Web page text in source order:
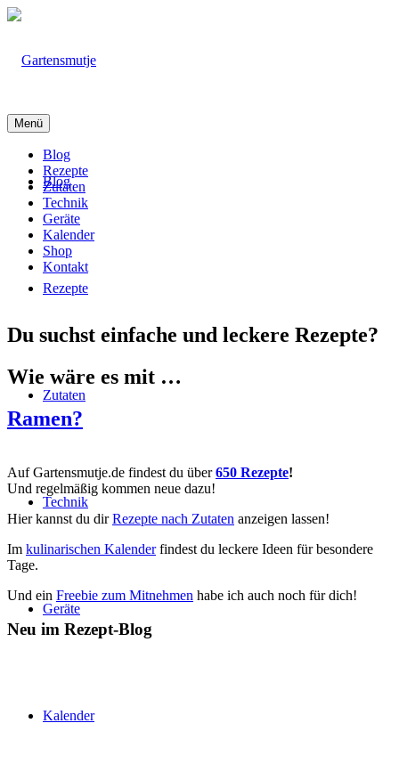
Blog
Rezepte
Zutaten
Technik
Geräte
Kalender
Menü
Blog
Rezepte
Zutaten
Technik
Geräte
Kalender
Shop
Kontakt
Du suchst einfache und leckere Rezepte?
Wie wäre es mit …
Ramen?
Auf Gartensmutje.de findest du über650 Rezepte!
Und regelmäßig kommen neue dazu!
Hier kannst du dirRezepte nach Zutaten anzeigen lassen!
Im kulinarischen Kalenderfindest du leckere Ideen für besondere
Tage.
Und ein Freebie zum Mitnehmen habe ich auch noch für dich!
Neu im Rezept-Blog